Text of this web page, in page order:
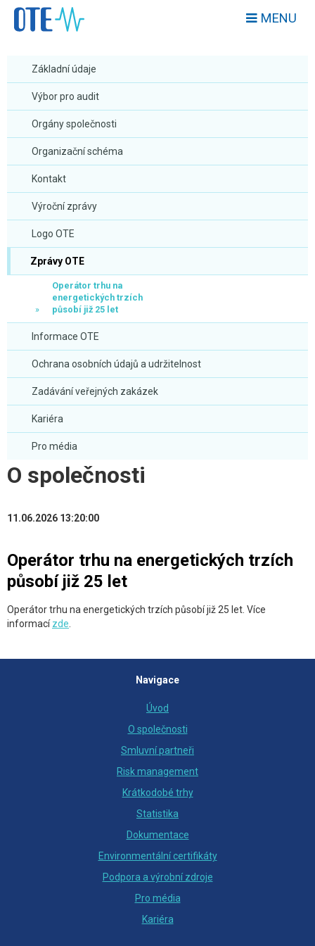
MENU
Základní údaje
Výbor pro audit
Orgány společnosti
Organizační schéma
Kontakt
Výroční zprávy
Logo OTE
Zprávy OTE
Operátor trhu na
energetických trzích
působí již 25 let
Informace OTE
Ochrana osobních údajů a udržitelnost
Zadávání veřejných zakázek
Kariéra
Pro média
O společnosti
11.06.2026 13:20:00
Operátor trhu na energetických trzích
působí již 25 let
Operátor trhu na energetických trzích působí již 25 let. Více
informacízde
Navigace
Úvod
O společnosti
Smluvní partneři
Risk management
Krátkodobé trhy
Statistika
Dokumentace
Environmentální certifikáty
Podpora a výrobní zdroje
Pro média
Kariéra